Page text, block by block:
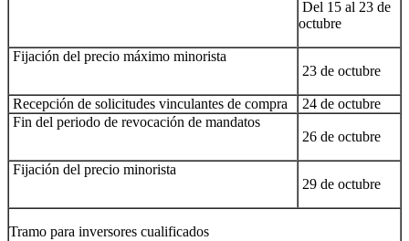
Del 15 al 23 de
octubre
Fijación del precio máximo minorista
23 de octubre
Recepción de solicitudes vinculantes de compra
24 de octubre
Fin del periodo de revocación de mandatos
26 de octubre
Fijación del precio minorista
29 de octubre
Tramo para inversores cualificados